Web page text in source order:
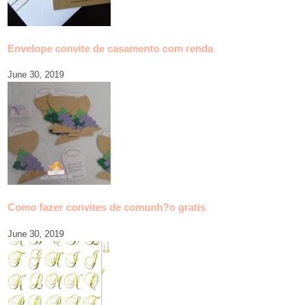
Envelope convite de casamento com renda
June 30, 2019
Como fazer convites de comunh?o gratis
June 30, 2019